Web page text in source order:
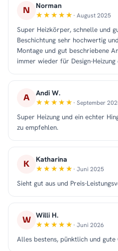
N Norman
· August 2025
Super Heizkörper, schnelle und
Beschichtung sehr hochwertig
Montage und gut beschriebene
immer wieder für Design-Heizung
A Andi W.
· September
Super Heizung und ein echter
zu empfehlen.
K Katharina
· Juni 2025
Sieht gut aus und Preis-
W Willi H.
· Juni 2026
Alles bestens, pünktlich und gute